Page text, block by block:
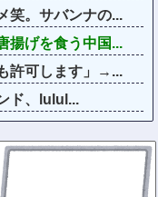
笑。サバンナの...
揚げを食う中国...
許可します」→...
ド、lulul...